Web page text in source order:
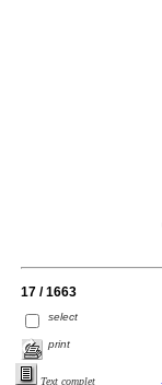
17 / 1663
select
print
Text complet